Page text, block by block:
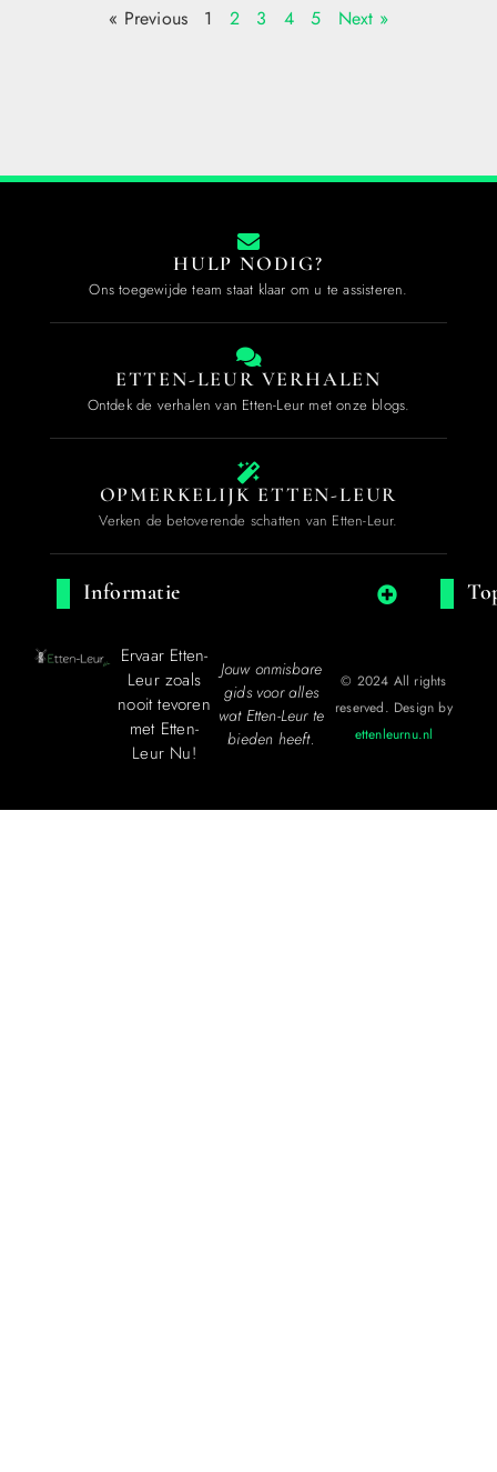
« Previous 1 2 3 4 5 Next »
HULP NODIG?
Ons toegewijde team staat klaar om u te assisteren.
ETTEN-LEUR VERHALEN
Ontdek de verhalen van Etten-Leur met onze blogs.
OPMERKELIJK ETTEN-LEUR
Verken de betoverende schatten van Etten-Leur.
Informatie
Ervaar Etten-
Leur zoals
nooit tevoren
met Etten-
Leur Nu!
Jouw onmisbare
gids voor alles
wat Etten-Leur te
bieden heeft.
© 2024 All rights
reserved. Design by
ettenleurnu.nl